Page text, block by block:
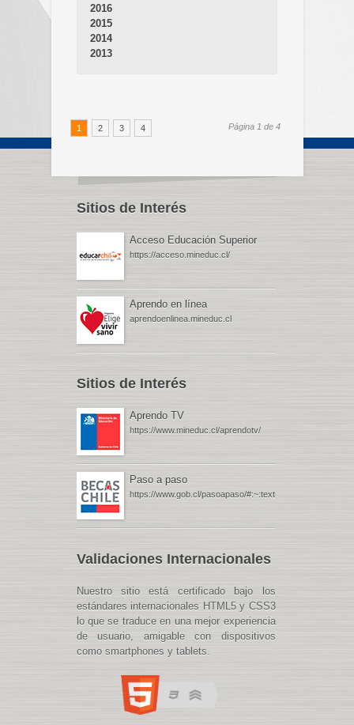
2016
2015
2014
2013
Página 1 de 4
1 2 3 4
Sitios de Interés
Acceso Educación Superior
https://acceso.mineduc.cl/
Aprendo en línea
aprendoenlinea.mineduc.cl
Sitios de Interés
Aprendo TV
https://www.mineduc.cl/aprendotv/
Paso a paso
https://www.gob.cl/pasoapaso/
Validaciones Internacionales
Nuestro sitio está certificado bajo los
estándares internacionales HTML5 y CSS3
lo que se traduce en una mejor experiencia
de usuario, amigable con dispositivos
como smartphones y tablets.